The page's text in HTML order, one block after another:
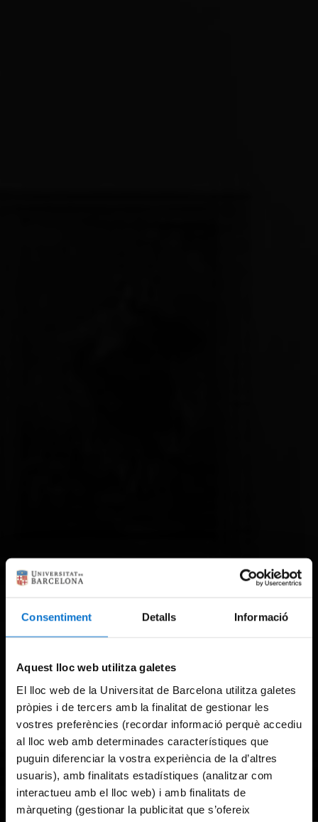
Consentiment Detalls Informació
Aquest lloc web utilitza galetes
El lloc web de la Universitat de Barcelona utilitza galetes
pròpies i de tercers amb la finalitat de gestionar les
vostres preferències (recordar informació perquè accediu
al lloc web amb determinades característiques que
puguin diferenciar la vostra experiència de la d’altres
usuaris), amb finalitats estadístiques (analitzar com
interactueu amb el lloc web) i amb finalitats de
màrqueting (gestionar la publicitat que s’ofereix